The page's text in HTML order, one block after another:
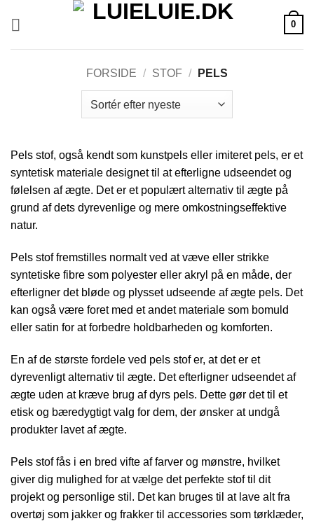
0
FORSIDE / STOF / PELS
Pels stof, også kendt som kunstpels eller imiteret pels, er et
syntetisk materiale designet til at efterligne udseendet og
følelsen af ægte. Det er et populært alternativ til ægte på
grund af dets dyrevenlige og mere omkostningseffektive
natur.
Pels stof fremstilles normalt ved at væve eller strikke
syntetiske fibre som polyester eller akryl på en måde, der
efterligner det bløde og plysset udseende af ægte pels. Det
kan også være foret med et andet materiale som bomuld
eller satin for at forbedre holdbarheden og komforten.
En af de største fordele ved pels stof er, at det er et
dyrevenligt alternativ til ægte. Det efterligner udseendet af
ægte uden at kræve brug af dyrs pels. Dette gør det til et
etisk og bæredygtigt valg for dem, der ønsker at undgå
produkter lavet af ægte.
Pels stof fås i en bred vifte af farver og mønstre, hvilket
giver dig mulighed for at vælge det perfekte stof til dit
projekt og personlige stil. Det kan bruges til at lave alt fra
overtøj som jakker og frakker til accessories som tørklæder,